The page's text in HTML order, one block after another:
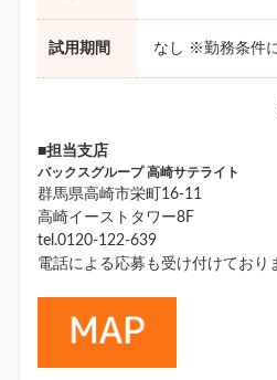
試用期間 なし ※勤務条件
■担当支店
バックスグループ 高崎サテライト
群馬県高崎市栄町16-11
高崎イーストタワー8F
tel.0120-122-639
電話による応募も受け付けており